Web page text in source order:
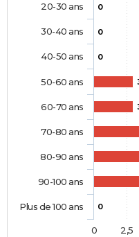
0
0
0
0
20-30 ans
30-40 ans
40-50 ans
50-60 ans
60-70 ans
70-80 ans
80-90 ans
90-100 ans
Plus de 100 ans
0 2,5